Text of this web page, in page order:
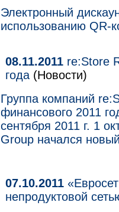
Электронный
использованию QR-
08.11.2011 re:Store
года (Новости)
Группа компаний
финансового 2011
сентября 2011 г. 1
Group начался
07.10.2011
непродуктовой